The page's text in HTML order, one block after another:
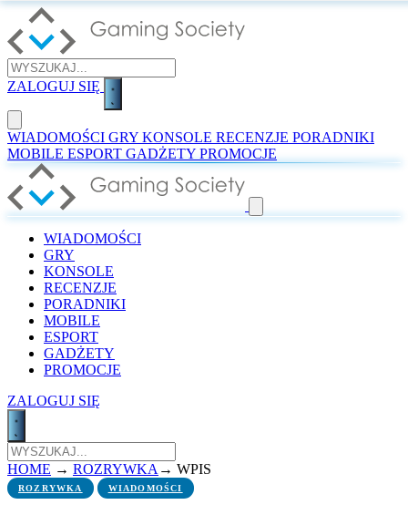
ZALOGUJ SIĘ
WIADOMOŚCI GRY KONSOLE RECENZJE PORADNIKI
MOBILE ESPORT GADŻETY PROMOCJE
WIADOMOŚCI
GRY
KONSOLE
RECENZJE
PORADNIKI
MOBILE
ESPORT
GADŻETY
PROMOCJE
ZALOGUJ SIĘ
HOME → ROZRYWKA → WPIS
ROZRYWKA WIADOMOŚCI